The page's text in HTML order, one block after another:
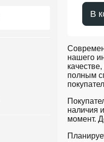
В
нашего
полным
наличия
момент.